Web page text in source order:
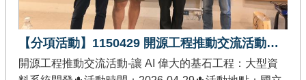
【分項活動】1150429 開源工程推動交流活動－讓 AI 偉大的基石工程：大型資料系統開發
開源工程推動交流活動-讓 AI 偉大的基石工程：大型資